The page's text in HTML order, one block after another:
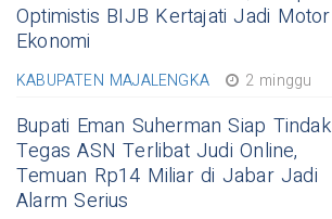
Optimistis BIJB Kertajati Jadi Motor
Ekonomi
KABUPATEN MAJALENGKA 2 minggu
Bupati Eman Suherman Siap Tindak
Tegas ASN Terlibat Judi Online,
Temuan Rp14 Miliar di Jabar Jadi
Alarm Serius